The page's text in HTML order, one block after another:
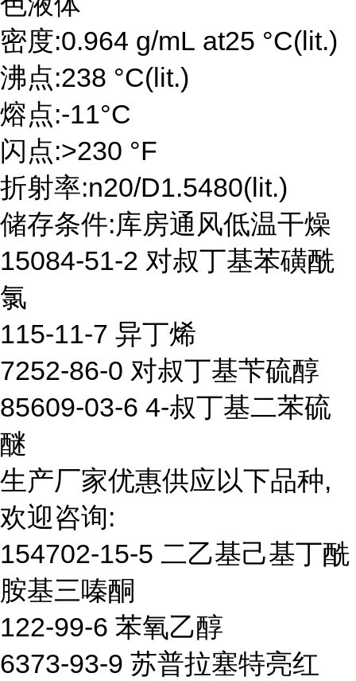
密度:0.964 g/mL at25 °C(lit.)
沸点:238 °C(lit.)
熔点:-11°C
闪点:>230 °F
折射率:n20/D1.5480(lit.)
储存条件:库房通风低温干燥
15084-51-2 对叔丁基苯磺酰
氯
115-11-7 异丁烯
7252-86-0 对叔丁基苄硫醇
85609-03-6 4-叔丁基二苯硫
醚
生产厂家优惠供应以下品种,
欢迎咨询:
154702-15-5 二乙基己基丁酰
胺基三嗪酮
122-99-6 苯氧乙醇
6373-93-9 苏普拉塞特亮红